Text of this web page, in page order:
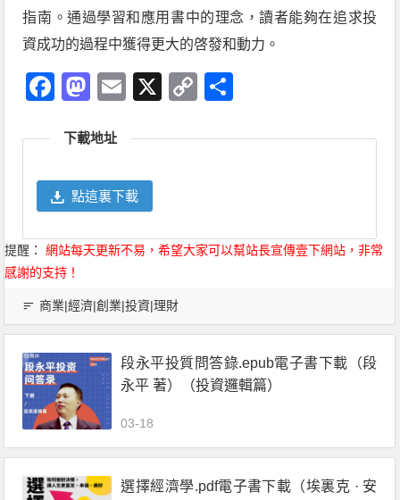
指南。通過學習和應用書中的理念，讀者能夠在追求投
資成功的過程中獲得更大的啓發和動力。
Facebook
Mastodon
Email
X
Copy
下載地址
點這裏下載
提醒：
網站每天更新不易，希望大家可以幫站長宣傳壹下網站，非常
感謝的支持！
商業|經濟|創業|投資|理財
段永平投質問答錄.epub電子書下載（段
永平 著）（投資邏輯篇）
03-18
選擇經濟學.pdf電子書下載（埃裏克 · 安